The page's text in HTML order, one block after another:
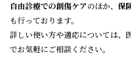
自由診療での創傷ケアのほか、 保
も行っております。
詳しい使い方や適応については、
でお気軽にご相談ください。